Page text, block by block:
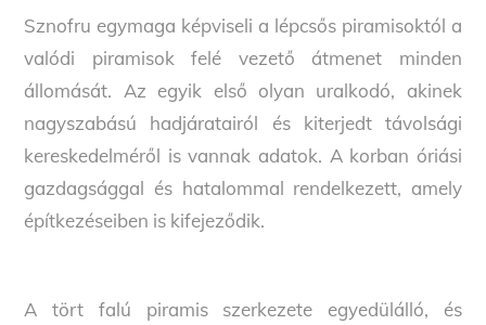
Sznofru egymaga képviseli a lépcsős piramisoktól a
valódi piramisok felé vezető átmenet minden
állomását. Az egyik első olyan uralkodó, akinek
nagyszabású hadjáratairól és kiterjedt távolsági
kereskedelméről is vannak adatok. A korban óriási
gazdagsággal és hatalommal rendelkezett, amely
építkezéseiben is kifejeződik.
A tört falú piramis szerkezete egyedülálló, és